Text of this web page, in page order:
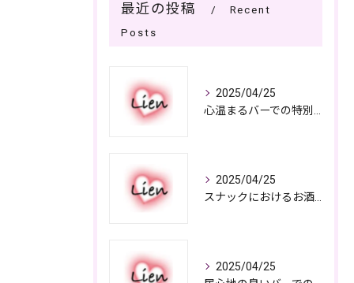
最近の投稿
Recent
Posts
2025/04/25
2025/04/25
2025/04/25